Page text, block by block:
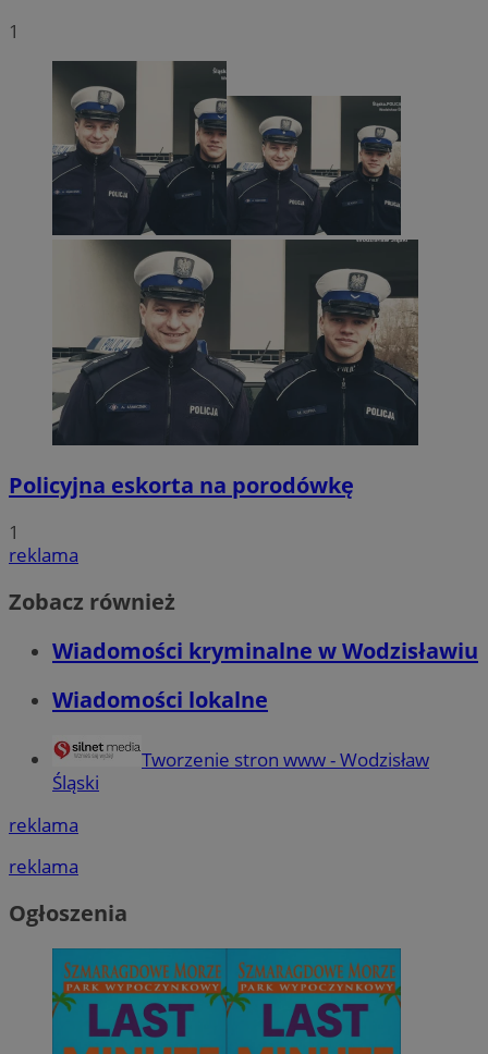
1
Policyjna eskorta na porodówkę
1
reklama
Zobacz również
Wiadomości kryminalne w Wodzisławiu
Wiadomości lokalne
Tworzenie stron www - Wodzisław
Śląski
reklama
reklama
Ogłoszenia